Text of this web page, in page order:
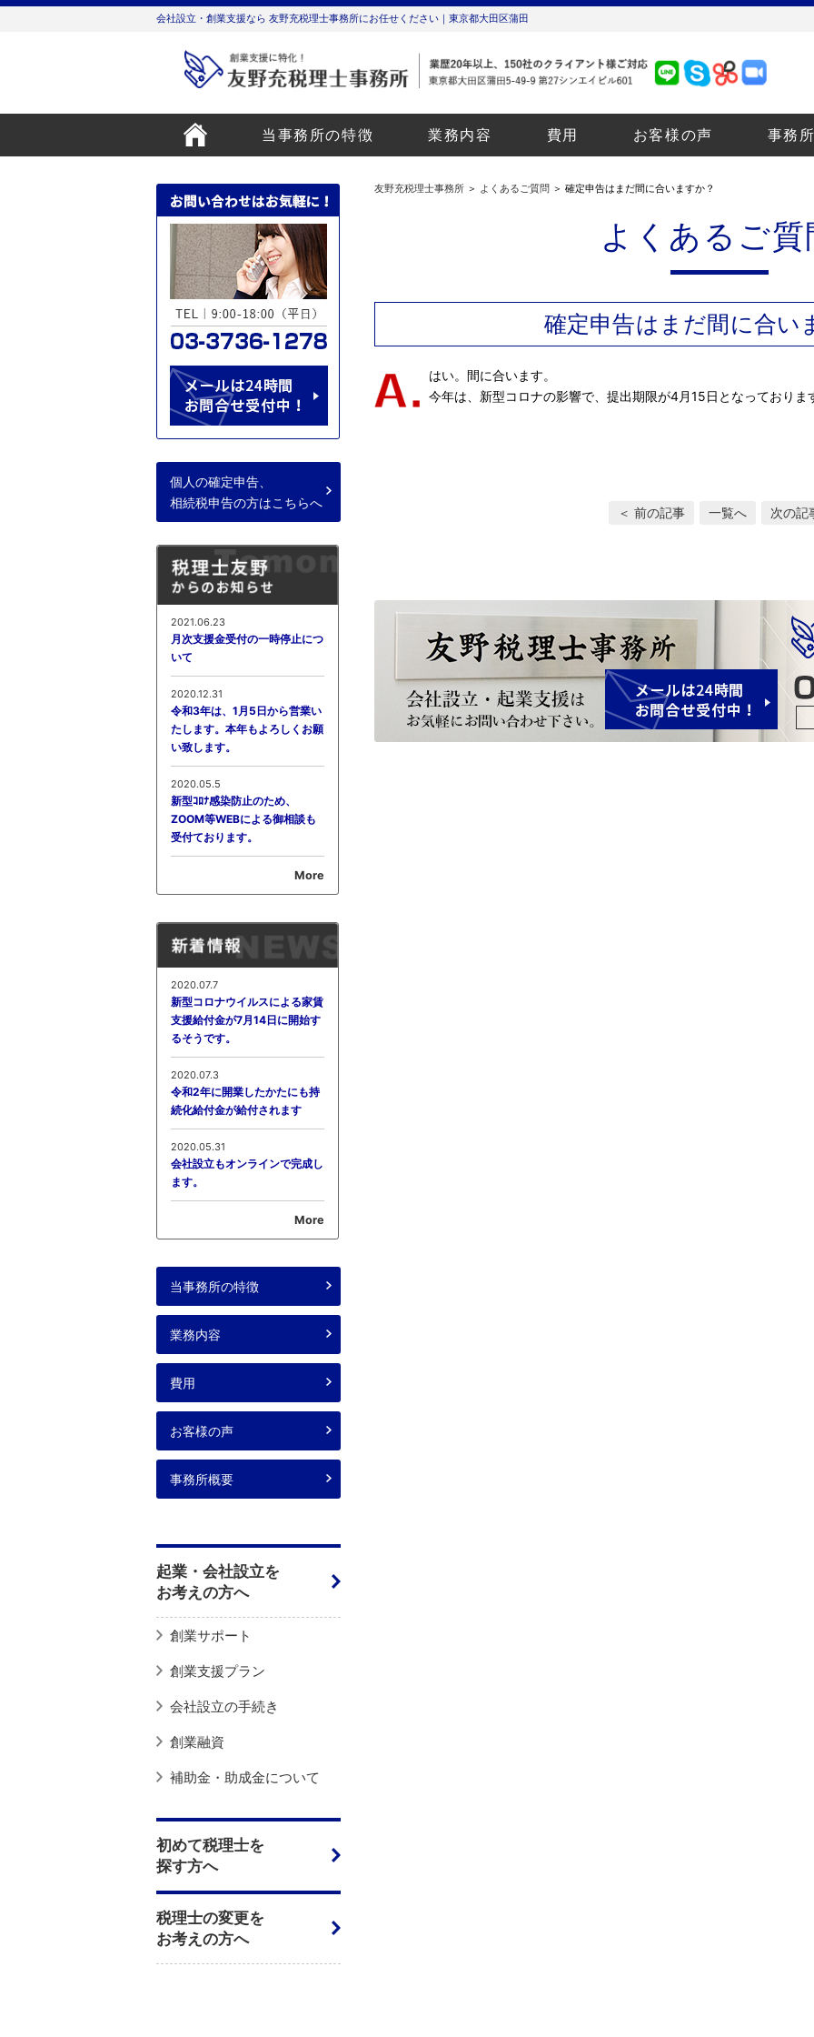
会社設立・創業支援なら 友野充税理士事務所にお任せください｜東京都大田区蒲田
当事務所の特徴 業務内容 費用 お客様の声 事務
友野充税理士事務所 ＞ よくあるご質問 ＞ 確定申告はまだ間に合いますか？
よくあるご質
確定申告はまだ間に合い
はい。間に合います。
今年は、新型コロナの影響で、提出期限が4月15日となっておりま
＜ 前の記事 一覧へ 次の記
個人の確定申告、
相続税申告の方はこちらへ
2021.06.23
月次支援金受付の一時停止につ
いて
2020.12.31
令和3年は、1月5日から営業い
たします。本年もよろしくお願
い致します。
2020.05.5
新型ｺﾛﾅ感染防止のため、
ZOOM等WEBによる御相談も
受付ております。
More
2020.07.7
新型コロナウイルスによる家賃
支援給付金が7月14日に開始す
るそうです。
2020.07.3
令和2年に開業したかたにも持
続化給付金が給付されます
2020.05.31
会社設立もオンラインで完成し
ます。
More
当事務所の特徴
業務内容
費用
お客様の声
事務所概要
起業・会社設立を
お考えの方へ
創業サポート
創業支援プラン
会社設立の手続き
創業融資
補助金・助成金について
初めて税理士を
探す方へ
税理士の変更を
お考えの方へ